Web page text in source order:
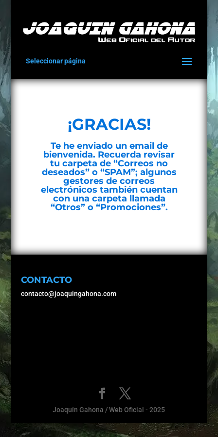
Seleccionar página
¡GRACIAS!
Te he enviado un email de
bienvenida. Recuerda revisar
tu carpeta de “Correos no
deseados” o “SPAM”; algunos
gestores de correos
electrónicos también cuentan
con una carpeta llamada
“Otros” o “Promociones”.
CONTACTO
contacto@joaquingahona.com
Joaquín Gahona / Web Oficial - 2025